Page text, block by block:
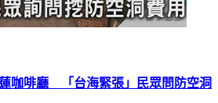
咖啡廳 「台海緊張」民眾問防空洞